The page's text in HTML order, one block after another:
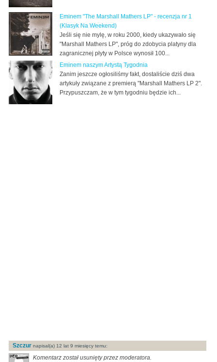
Eminem "The Marshall Mathers LP" - recenzja nr 1
(Klasyk Na Weekend)
Jeśli się nie mylę, w roku 2000, kiedy ukazywało się
"Marshall Mathers LP", próg do zdobycia platyny dla
zagranicznej płyty w Polsce wynosił 100...
Eminem naszym Artystą Tygodnia
Zanim jeszcze ogłosiliśmy fakt, dostaliście dziś dwa
artykuły związane z premierą "Marshall Mathers LP 2".
Przypuszczam, że w tym tygodniu będzie ich...
Szczur napisal(a) 12 lat 9 miesięcy temu:
Komentarz został usunięty przez moderatora.